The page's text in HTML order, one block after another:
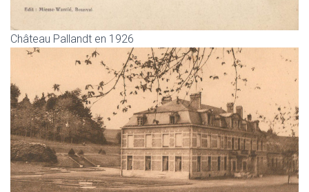
Château Pallandt en 1926